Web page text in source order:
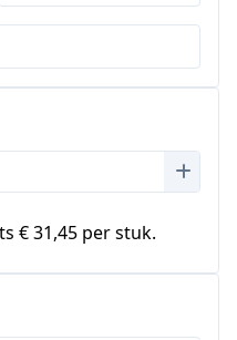
€ 31,45 per stuk.